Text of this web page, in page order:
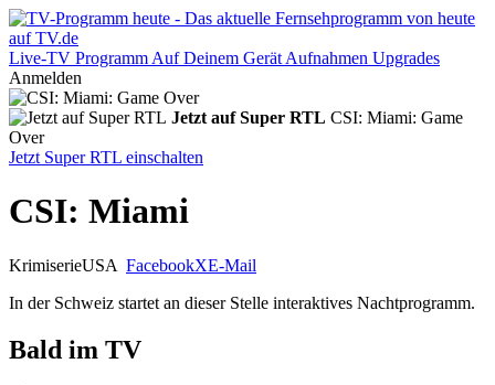
Live-TV Programm Auf Deinem Gerät Aufnahmen Upgrades
Anmelden
Jetzt auf Super RTL CSI: Miami: Game
Over
Jetzt Super RTL einschalten
CSI: Miami
KrimiserieUSA FacebookXE-Mail
In der Schweiz startet an dieser Stelle interaktives Nachtprogramm.
Bald im TV